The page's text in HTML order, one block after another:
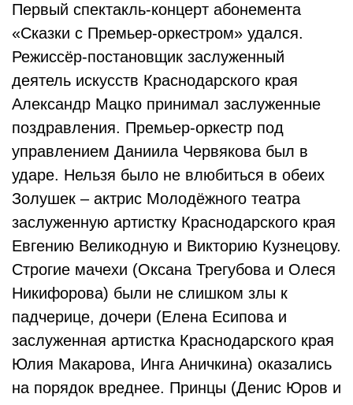
Первый спектакль-концерт абонемента
«Сказки с Премьер-оркестром» удался.
Режиссёр-постановщик заслуженный
деятель искусств Краснодарского края
Александр Мацко принимал заслуженные
поздравления. Премьер-оркестр под
управлением Даниила Червякова был в
ударе. Нельзя было не влюбиться в обеих
Золушек – актрис Молодёжного театра
заслуженную артистку Краснодарского края
Евгению Великодную и Викторию Кузнецову.
Строгие мачехи (Оксана Трегубова и Олеся
Никифорова) были не слишком злы к
падчерице, дочери (Елена Есипова и
заслуженная артистка Краснодарского края
Юлия Макарова, Инга Аничкина) оказались
на порядок вреднее. Принцы (Денис Юров и